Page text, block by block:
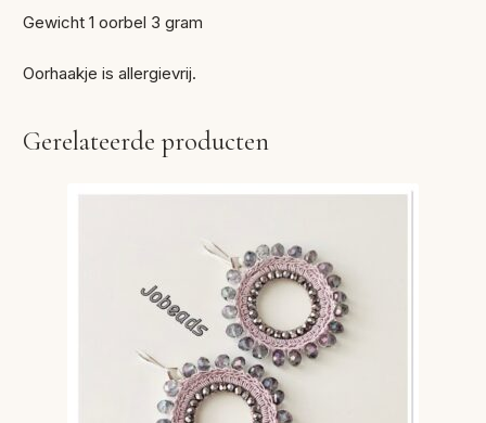
Gewicht 1 oorbel 3 gram
Oorhaakje is allergievrij.
Gerelateerde producten